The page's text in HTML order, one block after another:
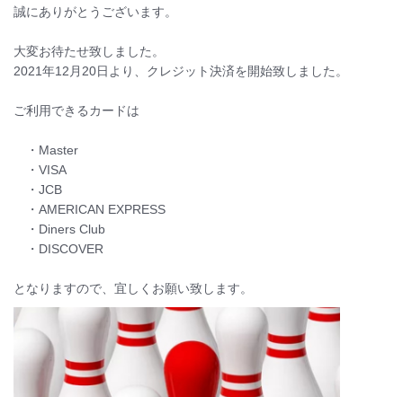
誠にありがとうございます。
大変お待たせ致しました。
2021年12月20日より、クレジット決済を開始致しました。
ご利用できるカードは
・Master
・VISA
・JCB
・AMERICAN EXPRESS
・Diners Club
・DISCOVER
となりますので、宜しくお願い致します。